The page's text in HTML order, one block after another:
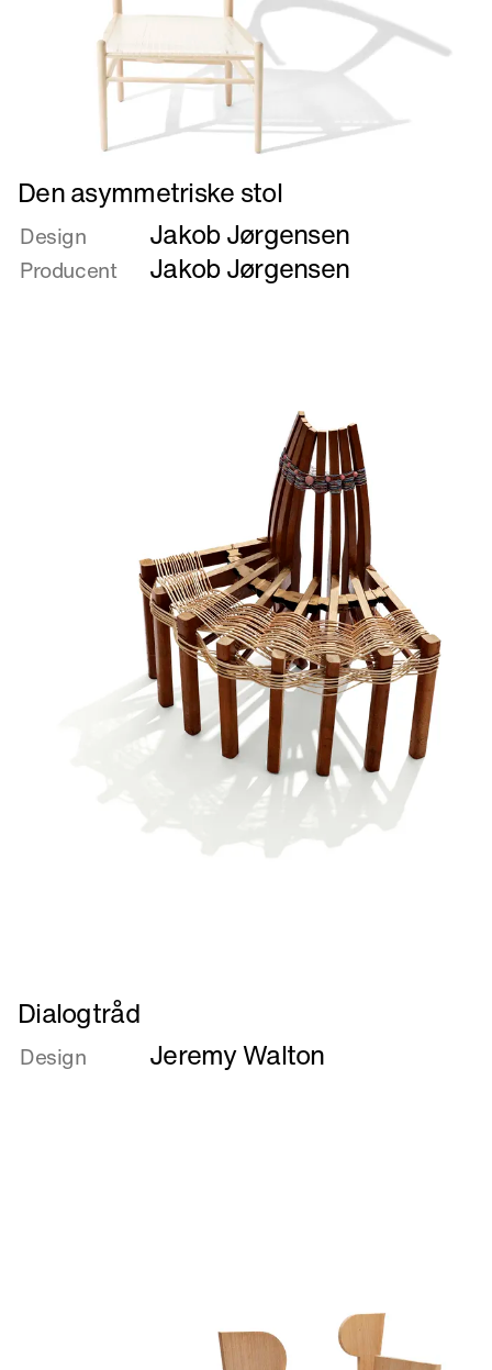
Læs
mere
om
Den
asymmetriske
Den asymmetriske stol
Design Jakob Jørgensen
Producent Jakob Jørgensen
Læs
mere
om
Dialogtråd
Design Jeremy Walton